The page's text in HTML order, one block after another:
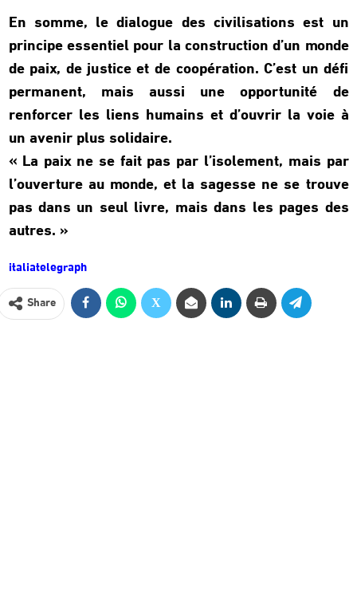
En somme, le dialogue des civilisations est un
principe essentiel pour la construction d’un monde
de paix, de justice et de coopération. C’est un défi
permanent, mais aussi une opportunité de
renforcer les liens humains et d’ouvrir la voie à
un avenir plus solidaire.
« La paix ne se fait pas par l’isolement, mais par
l’ouverture au monde, et la sagesse ne se trouve
pas dans un seul livre, mais dans les pages des
autres. »
italiatelegraph
Share